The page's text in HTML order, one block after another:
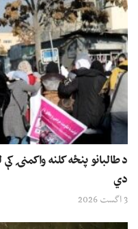
د طالبانو پنځه کلنه واکمنۍ
دي
3 اگست 2026